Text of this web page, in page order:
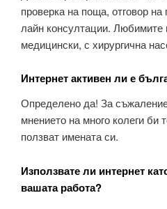
проверка на поща, отговор
лайн консултации. Любимите
медицински, с хирургична
Интернет активен ли е
Определено да! За
мнението на много колеги би
ползват имената си.
Използвате ли интернет
вашата работа?